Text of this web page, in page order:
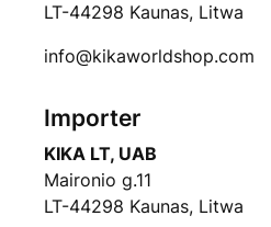
LT-44298 Kaunas, Litwa
info@kikaworldshop.com
Importer
KIKA LT, UAB
Maironio g.11
LT-44298 Kaunas, Litwa